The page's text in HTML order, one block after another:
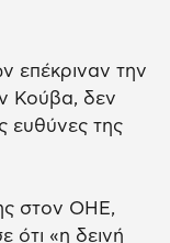
επέκριναν την
Κούβα, δεν
ευθύνες της
στον ΟΗΕ,
ότι «η δεινή